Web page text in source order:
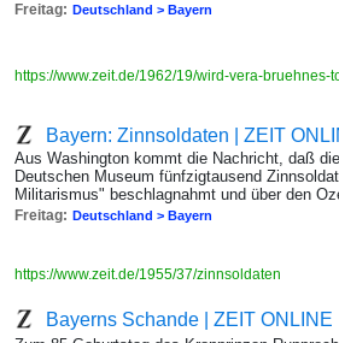
Freitag: Deutschland > Bayern
https://www.zeit.de/1962/19/wird-vera-bruehnes-
Bayern: Zinnsoldaten | ZEIT
Aus Washington kommt die Nachricht, daß
Deutschen Museum fünfzigtausend
Militarismus" beschlagnahmt und über den
Freitag: Deutschland > Bayern
https://www.zeit.de/1955/37/zinnsoldaten
Bayerns Schande | ZEIT ONLINE